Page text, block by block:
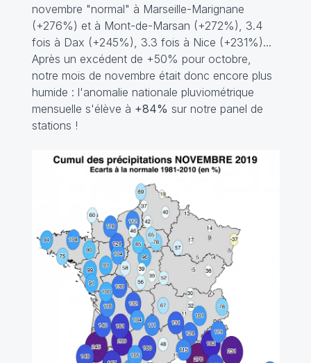
novembre "normal" à Marseille-Marignane
(+276%) et à Mont-de-Marsan (+272%), 3.4
fois à Dax (+245%), 3.3 fois à Nice (+231%)...
Après un excédent de +50% pour octobre,
notre mois de novembre était donc encore plus
humide : l'anomalie nationale pluviométrique
mensuelle s'élève à +84% sur notre panel de
stations !